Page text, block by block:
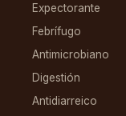
Expectorante
Febrífugo
Antimicrobiano
Digestión
Antidiarreico